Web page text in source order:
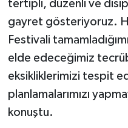
tertipli, düzenli ve
gayret gösteriyoruz.
Festivali
elde edeceğimiz
eksikliklerimizi tespit
planlamalarımızı
konuştu.